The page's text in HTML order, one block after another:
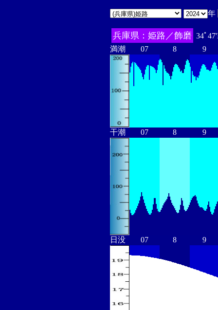
年
兵庫県：姫路／飾磨 34ﾟ
満潮
07 8 9
干潮 07 8 9
日没 07 8 9